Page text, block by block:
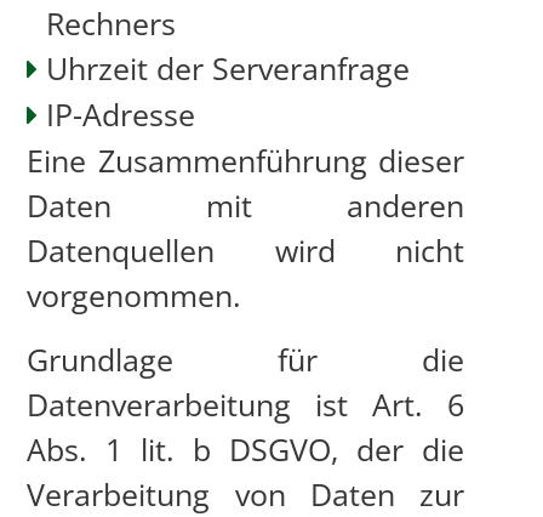
Rechners
Uhrzeit der Serveranfrage
IP-Adresse
Eine Zusammenführung dieser
Daten mit anderen
Datenquellen wird nicht
vorgenommen.
Grundlage für die
Datenverarbeitung ist Art. 6
Abs. 1 lit. b DSGVO, der die
Verarbeitung von Daten zur